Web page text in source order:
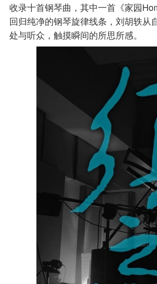
收录十首钢琴曲，其中一首《家园
回归纯净的钢琴旋律线条，刘胡轶从
处与听众，触摸瞬间的所思所感。